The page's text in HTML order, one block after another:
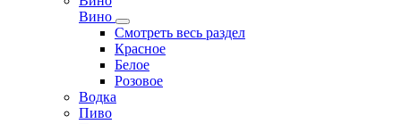
Вино
Смотреть весь раздел
Красное
Белое
Розовое
Водка
Пиво